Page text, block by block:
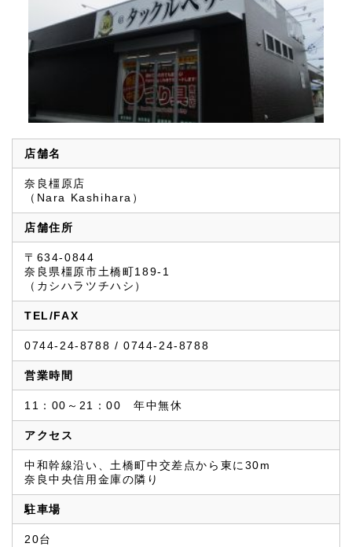
店舗名
奈良橿原店
（Nara Kashihara）
店舗住所
〒634-0844
奈良県橿原市土橋町189-1
（カシハラツチハシ）
TEL/FAX
0744-24-8788 / 0744-24-8788
営業時間
11：00～21：00　年中無休
アクセス
中和幹線沿い、土橋町中交差点から東に30m
奈良中央信用金庫の隣り
駐車場
20台